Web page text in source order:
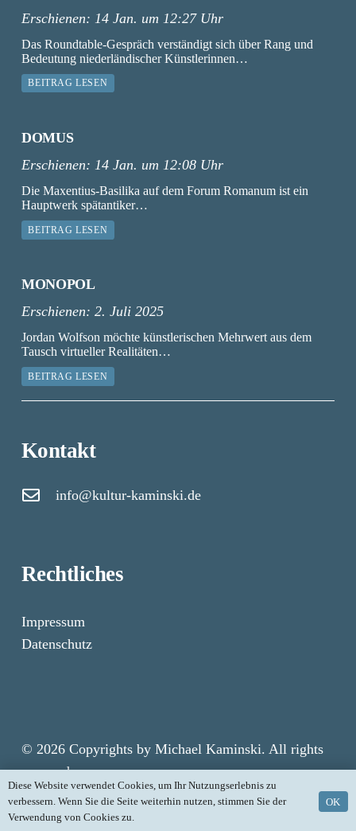
Erschienen: 14 Jan. um 12:27 Uhr
Das Roundtable-Gespräch verständigt sich über Rang und
Bedeutung niederländischer Künstlerinnen…
BEITRAG LESEN
DOMUS
Erschienen: 14 Jan. um 12:08 Uhr
Die Maxentius-Basilika auf dem Forum Romanum ist ein
Hauptwerk spätantiker…
BEITRAG LESEN
MONOPOL
Erschienen: 2. Juli 2025
Jordan Wolfson möchte künstlerischen Mehrwert aus dem
Tausch virtueller Realitäten…
BEITRAG LESEN
Kontakt
info@kultur-kaminski.de
Rechtliches
Impressum
Datenschutz
© 2026 Copyrights by Michael Kaminski. All rights
reserved.
Diese Website verwendet Cookies, um Ihr Nutzungserlebnis zu
verbessern. Wenn Sie die Seite weiterhin nutzen, stimmen Sie der
Verwendung von Cookies zu.
OK